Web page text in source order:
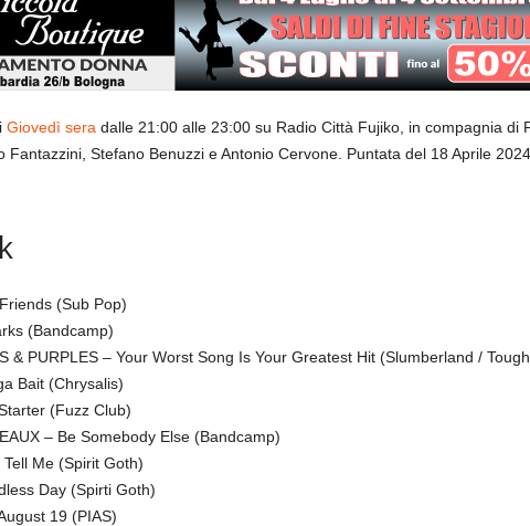
Giovedì sera dalle 21:00 alle 23:00 su Radio Città Fujiko, in compagnia di
Fantazzini, Stefano Benuzzi e Antonio Cervone. Puntata del 18 Aprile
(Sub Pop)
(Bandcamp)
& PURPLES – Your Worst Song Is Your Greatest Hit (Slumberland /
Bait (Chrysalis)
(Fuzz Club)
– Be Somebody Else (Bandcamp)
Tell Me (Spirit Goth)
Day (Spirti Goth)
19 (PIAS)